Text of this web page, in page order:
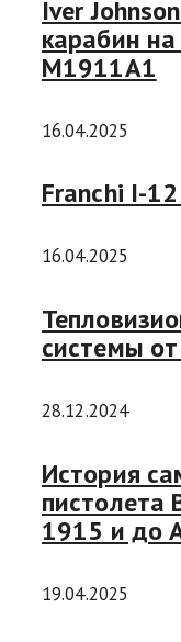
Iver
карабин
М1911А1
16.04.2025
Franchi I-
16.04.2025
системы
28.12.2024
История
пистолета
1915 и до
19.04.2025